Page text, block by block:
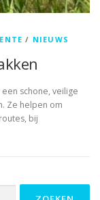
/ NIEUWS
schone, veilige
Ze helpen om
bij